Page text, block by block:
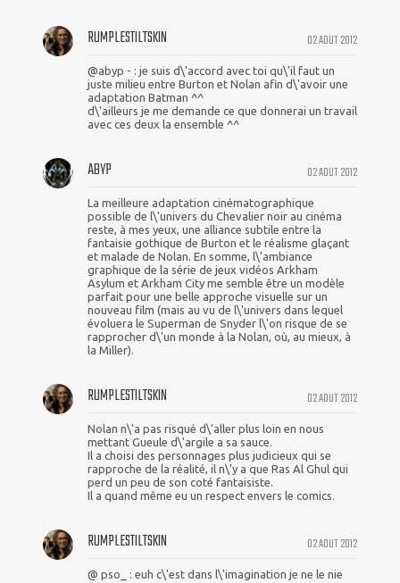
02 AOUT 2012
RUMPLESTILTSKIN
@abyp - : je suis d\'accord avec toi qu\'il faut un
juste milieu entre Burton et Nolan afin d\'avoir une
adaptation Batman ^^
d\'ailleurs je me demande ce que donnerai un travail
avec ces deux la ensemble ^^
02 AOUT 2012
ABYP
La meilleure adaptation cinématographique
possible de l\'univers du Chevalier noir au cinéma
reste, à mes yeux, une alliance subtile entre la
fantaisie gothique de Burton et le réalisme glaçant
et malade de Nolan. En somme, l\'ambiance
graphique de la série de jeux vidéos Arkham
Asylum et Arkham City me semble être un modèle
parfait pour une belle approche visuelle sur un
nouveau film (mais au vu de l\'univers dans lequel
évoluera le Superman de Snyder l\'on risque de se
rapprocher d\'un monde à la Nolan, où, au mieux, à
la Miller).
02 AOUT 2012
RUMPLESTILTSKIN
Nolan n\'a pas risqué d\'aller plus loin en nous
mettant Gueule d\'argile a sa sauce.
Il a choisi des personnages plus judicieux qui se
rapproche de la réalité, il n\'y a que Ras Al Ghul qui
perd un peu de son coté fantaisiste.
Il a quand même eu un respect envers le comics.
02 AOUT 2012
RUMPLESTILTSKIN
@ pso_ : euh c\'est dans l\'imagination je ne le nie